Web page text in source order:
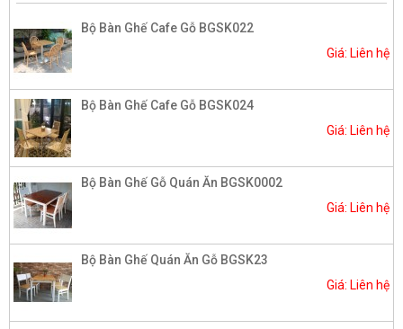
Bộ Bàn Ghế Cafe Gỗ BGSK022
Giá: Liên hệ
Bộ Bàn Ghế Cafe Gỗ BGSK024
Giá: Liên hệ
Bộ Bàn Ghế Gỗ Quán Ăn BGSK0002
Giá: Liên hệ
Bộ Bàn Ghế Quán Ăn Gỗ BGSK23
Giá: Liên hệ